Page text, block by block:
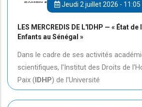
Jeudi 2 juillet 2026 - 11:05
LES MERCREDIS DE L'IDHP — « État
Enfants au Sénégal »
Dans le cadre de ses activités
scientifiques, l'Institut des Droits de
Paix (IDHP) de l'Université